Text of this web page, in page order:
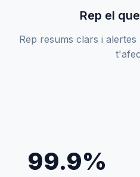
Rep el
Rep resums clars i
99.9%